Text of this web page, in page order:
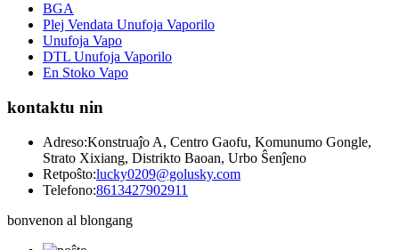
BGA
Plej Vendata Unufoja Vaporilo
Unufoja Vapo
DTL Unufoja Vaporilo
En Stoko Vapo
kontaktu nin
Adreso:Konstruaĵo A, Centro Gaofu, Komunumo Gongle,
Strato Xixiang, Distrikto Baoan, Urbo Ŝenĵeno
Retpoŝto:lucky0209@golusky.com
Telefono:8613427902911
bonvenon al blongang